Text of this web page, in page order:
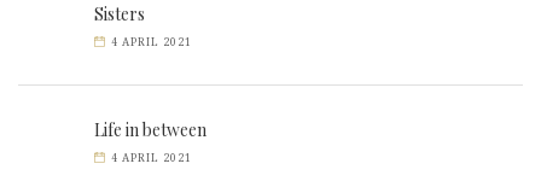
Sisters
4 APRIL 2021
Life in between
4 APRIL 2021